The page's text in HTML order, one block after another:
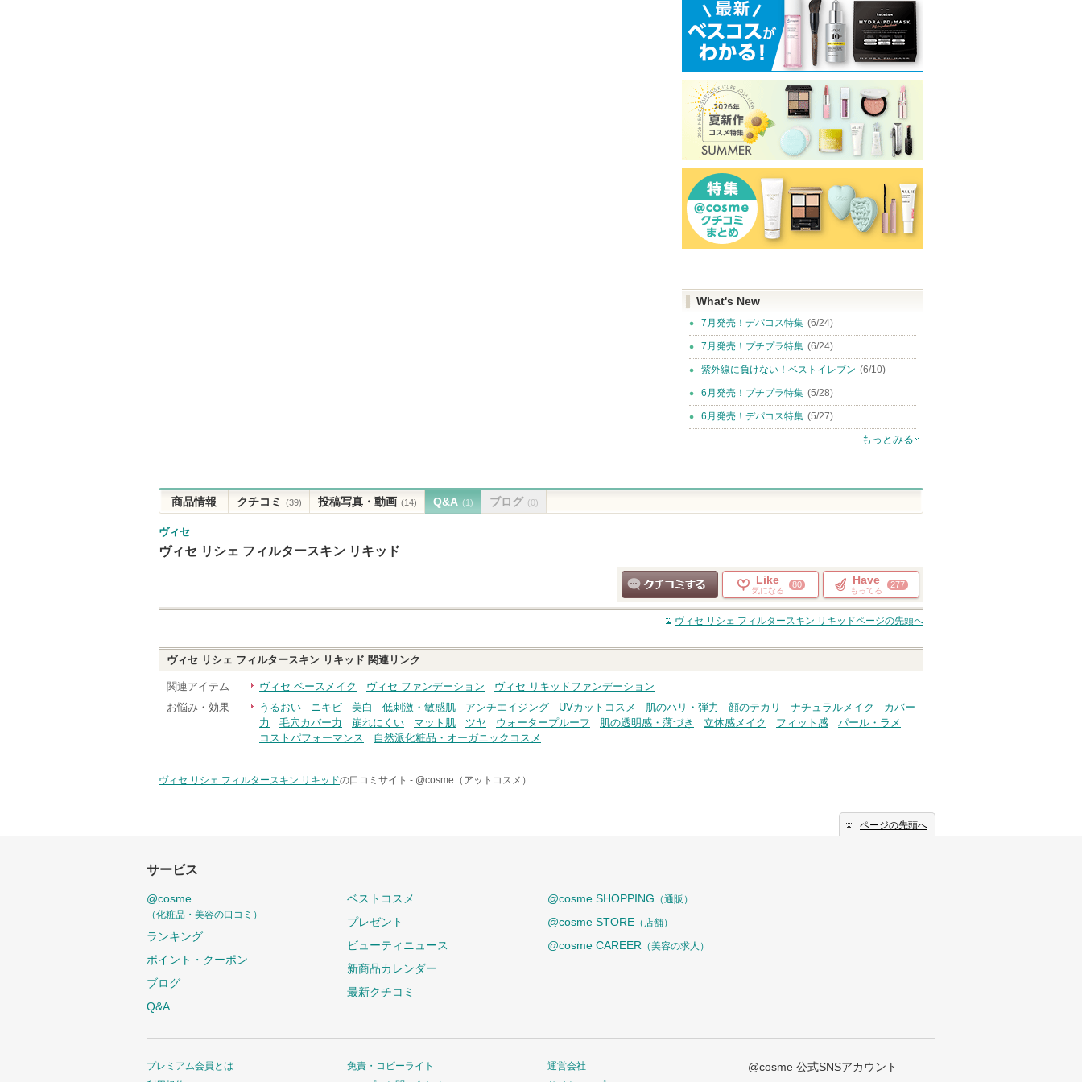
What's New
7月発売！デパコス特集 (6/24)
7月発売！プチプラ特集 (6/24)
紫外線に負けない！ベストイレブン (6/10)
6月発売！プチプラ特集 (5/28)
6月発売！デパコス特集 (5/27)
もっとみる
商品情報 クチコミ (39) 投稿写真・動画 (14) Q&A (1) ブログ (0)
ヴィセ
ヴィセ リシェ フィルタースキン リキッド
クチコミする
Like
気になる
80 Have
もってる
277
ヴィセ リシェ フィルタースキン リキッドページの先頭へ
ヴィセ リシェ フィルタースキン リキッド 関連リンク
関連アイテム ヴィセ ベースメイク ヴィセ ファンデーション
ヴィセ リキッドファンデーション
お悩み・効果
うるおい ニキビ 美白 低刺激・敏感肌 アンチエイジング UVカットコスメ 肌のハリ・弾力 顔のテカリ ナチュラルメイク
カバー
力
毛穴カバー力 崩れにくい マット肌 ツヤ ウォータープルーフ 肌の透明感・薄づき 立体感メイク フィット感
パール・ラメ
コストパフォーマンス
自然派化粧品・オーガニックコスメ
ヴィセ リシェ フィルタースキン リキッドの口コミサイト - @cosme（アットコスメ）
ページの先頭へ
サービス
@cosme
（化粧品・美容の口コミ）
ランキング
ポイント・クーポン
ブログ
Q&A
ベストコスメ
プレゼント
ビューティニュース
新商品カレンダー
最新クチコミ
@cosme SHOPPING （通販）
@cosme STORE （店舗）
@cosme CAREER （美容の求人）
プレミアム会員とは
免責・コピーライト
運営会社
@cosme 公式SNSアカウント